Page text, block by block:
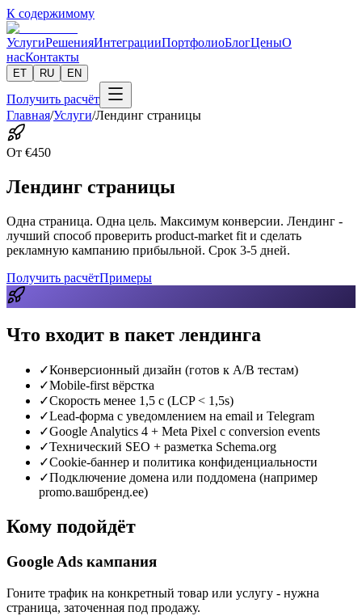
К содержимому
УслугиРешенияИнтеграцииПортфолиоБлогЦеныО
насКонтакты
ET RU EN
Получить расчёт
Главная/Услуги/Лендинг страницы
От €450
Лендинг страницы
Одна страница. Одна цель. Максимум конверсии. Лендинг -
лучший способ проверить product-market fit и сделать
рекламную кампанию прибыльной. Срок 3-5 дней.
Получить расчётПримеры
Что входит в пакет лендинга
✓Конверсионный дизайн (готов к A/B тестам)
✓Mobile-first вёрстка
✓Скорость менее 1,5 с (LCP < 1,5s)
✓Lead-форма с уведомлением на email и Telegram
✓Google Analytics 4 + Meta Pixel с conversion events
✓Технический SEO + разметка Schema.org
✓Cookie-баннер и политика конфиденциальности
✓Подключение домена или поддомена (например
promo.вашбренд.ee)
Кому подойдёт
Google Ads кампания
Гоните трафик на конкретный товар или услугу - нужна
страница, заточенная под продажу.